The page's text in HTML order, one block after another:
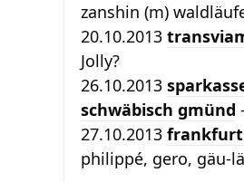
zanshin (m)
20.10.2013
Jolly?
26.10.2013
schwäbisch gmünd
27.10.2013
philippé, gero, gäu-